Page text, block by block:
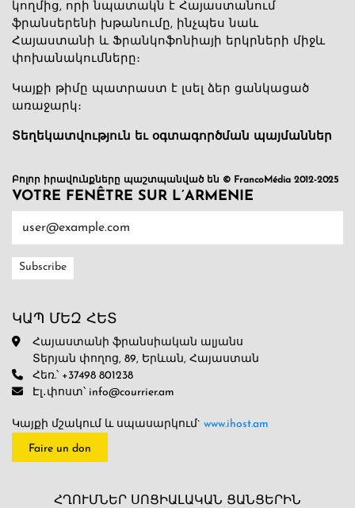
կողմից, որի նպատակն է Հայաստանում
ֆրանսերենի խթանումը, ինչպես նաև
Հայաստանի և Ֆրանկոֆոնիայի երկրների միջև
փոխանակումները։
Կայքի թիմը պատրաստ է լսել ձեր ցանկացած
առաջարկ։
Տեղեկատվություն եւ օգտագործման պայմաններ
Բոլոր իրավունքները պաշտպանված են © FrancoMédia 2012-2025
VOTRE FENÊTRE SUR L’ARMENIE
ԿԱՊ ՄԵԶ ՀԵՏ
Հայաստանի ֆրանսիական ալյանս
Տերյան փողոց, 89, Երևան, Հայաստան
Հեռ.՝ +37498 801238
Էլ․փոստ՝ info@courrier.am
Կայքի մշակում և սպասարկում` www.ihost.am
Faire un don
ՀՂՈՒՄՆԵՐ ՍՈՑԻԱԼԱԿԱՆ ՑԱՆՑԵՐԻՆ